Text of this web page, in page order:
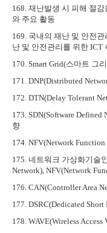
168. 재난발생 시 피해 절
와 주요 활동
169. 국내의 재난 및 안전
난 및 안전관리를 위한 ICT
170. Smart Grid(스마트 그
171. DNP(Distributed
172. DTN(Delay Tolerant
173. SDN(Software Defined
향
174. NFV(Network
175. 네트워크 가상화기술인
Network), NFV(Network
176. CAN(Controller Area
177. DSRC(Dedicated
178. WAVE(Wireless